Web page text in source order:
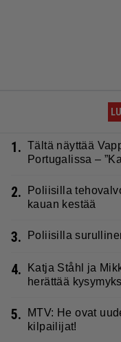
1. Tältä näyttää
Portugalissa –
2.
Poliisilla
kauan kestää
3. Poliisilla
4.
Katja Ståhl ja
herättää
5.
MTV: He ovat
kilpailijat!